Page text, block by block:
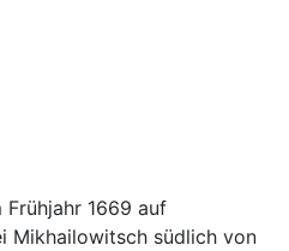
1669 auf
Mikhailowitsch südlich von